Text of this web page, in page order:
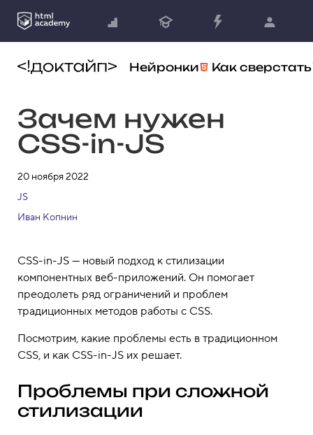
Нейронки Как сверстать
Зачем нужен
CSS-in-JS
20 ноября 2022
JS
Иван Копнин
CSS-in-JS — новый подход к стилизации
компонентных веб-приложений. Он помогает
преодолеть ряд ограничений и проблем
традиционных методов работы с CSS.
Посмотрим, какие проблемы есть в традиционном
CSS, и как CSS-in-JS их решает.
Проблемы при сложной
стилизации